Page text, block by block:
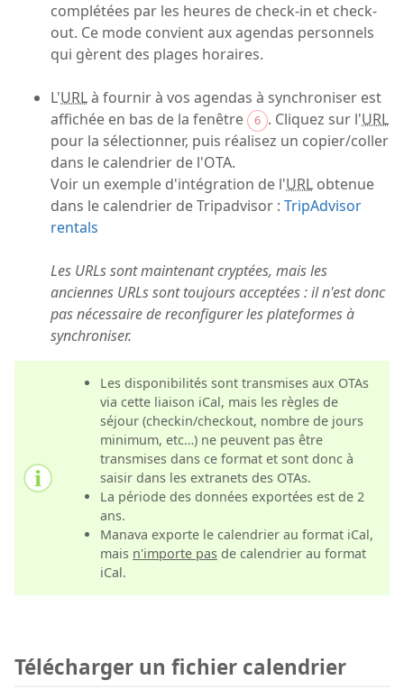
complétées par les heures de check-in et check-
out. Ce mode convient aux agendas personnels
qui gèrent des plages horaires.
L'URLà fournir à vos agendas à synchroniser est
affichée en bas de la fenêtre
6 . Cliquez sur l'URL
pour la sélectionner, puis réalisez un copier/coller
dans le calendrier de l'OTA.
Voir un exemple d'intégration de l'URL obtenue
dans le calendrier de Tripadvisor : TripAdvisor
rentals
Les URLs sont maintenant cryptées, mais les
anciennes URLs sont toujours acceptées : il n'est donc
pas nécessaire de reconfigurer les plateformes à
synchroniser.
Les disponibilités sont transmises aux OTAs
via cette liaison iCal, mais les règles de
séjour (checkin/checkout, nombre de jours
minimum, etc…) ne peuvent pas être
transmises dans ce format et sont donc à
saisir dans les extranets des OTAs.
La période des données exportées est de 2
ans.
Manava exporte le calendrier au format iCal,
mais n'importe pas de calendrier au format
iCal.
Télécharger un fichier calendrier